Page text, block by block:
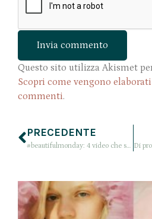
Questo sito utilizza Akismet
Scopri come vengono
commenti.
PRECEDENTE
#beautifulmonday: 4 video che sconvolgeranno le vostre idee sul makeup (completamente!)